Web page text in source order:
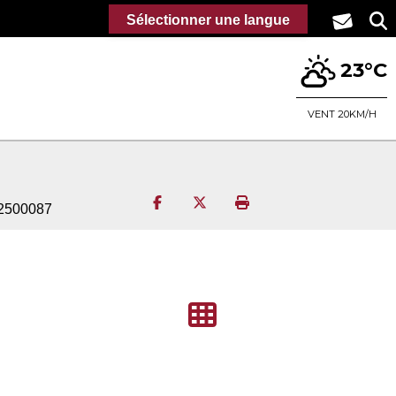
23°C
VENT 20KM/H
Partager sur Facebook
Partager sur Twitter
Imprimer la page
Sélectionner une langue